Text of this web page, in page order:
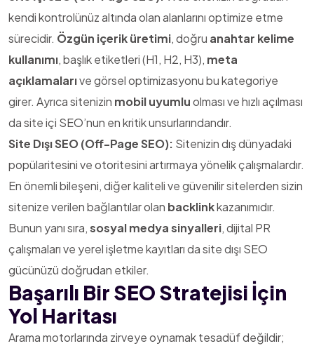
kendi kontrolünüz altında olan alanlarını optimize etme
sürecidir. Özgün içerik üretimi, doğru anahtar kelime
kullanımı, başlık etiketleri (H1, H2, H3), meta
açıklamalarıve görsel optimizasyonu bu kategoriye
girer. Ayrıca sitenizin mobil uyumluolması ve hızlı açılması
da site içi SEO’nun en kritik unsurlarındandır.
Site Dışı SEO (Off-Page SEO): Sitenizin dış dünyadaki
popülaritesini ve otoritesini artırmaya yönelik çalışmalardır.
En önemli bileşeni, diğer kaliteli ve güvenilir sitelerden sizin
sitenize verilen bağlantılar olan backlinkkazanımıdır.
Bunun yanı sıra,sosyal medya sinyalleri, dijital PR
çalışmaları ve yerel işletme kayıtları da site dışı SEO
gücünüzü doğrudan etkiler.
Başarılı Bir SEO Stratejisi İçin
Yol Haritası
Arama motorlarında zirveye oynamak tesadüf değildir;